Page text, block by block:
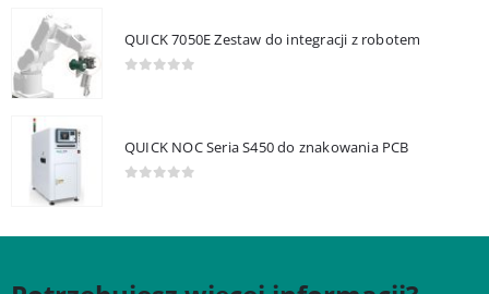
QUICK 7050E Zestaw do integracji z robotem
QUICK NOC Seria S450 do znakowania PCB